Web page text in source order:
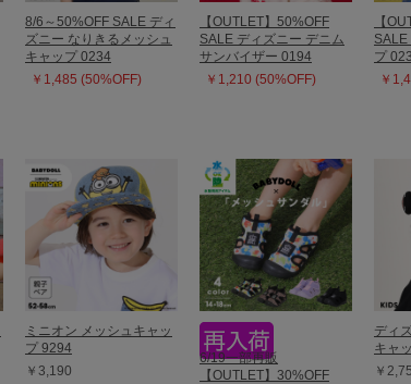
8/6～50%OFF SALE ディ
ズニー なりきるメッシュ
キャップ 0234
￥1,485 (50%OFF)
【OUTLET】50%OFF
SALE ディズニー デニム
サンバイザー 0194
￥1,210 (50%OFF)
【
プ
￥
ミニオン メッシュキャッ
プ 9294
￥3,190
6/19一部再販
【OUTLET】30%OFF
ディ
キャ
￥